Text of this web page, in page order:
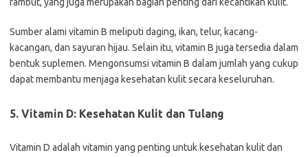
Sumber alami vitamin B meliputi daging, ikan, telur, kacang-
kacangan, dan sayuran hijau. Selain itu, vitamin B juga tersedia dalam
bentuk suplemen. Mengonsumsi vitamin B dalam jumlah yang cukup
dapat membantu menjaga kesehatan kulit secara keseluruhan.
5. Vitamin D: Kesehatan Kulit dan Tulang
Vitamin D adalah vitamin yang penting untuk kesehatan kulit dan